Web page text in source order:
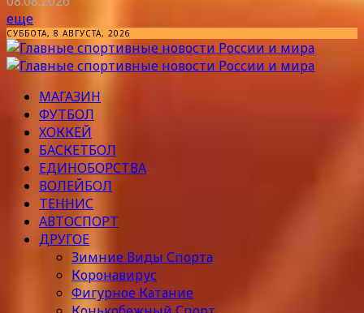
еще
СУББОТА, 8 АВГУСТА, 2026
МАГАЗИН
ФУТБОЛ
ХОККЕЙ
БАСКЕТБОЛ
ЕДИНОБОРСТВА
ВОЛЕЙБОЛ
ТЕННИС
АВТОСПОРТ
ДРУГОЕ
Зимние Виды Спорта
Коронавирус
Фигурное Катание